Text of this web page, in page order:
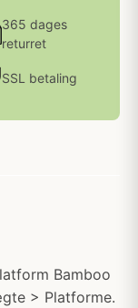
365 dages
returret
SSL betaling
Bamboo
> Platforme.